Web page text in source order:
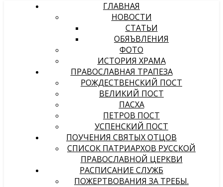
ГЛАВНАЯ
НОВОСТИ
СТАТЬИ
ОБЯЪВЛЕНИЯ
ФОТО
ИСТОРИЯ ХРАМА
ПРАВОСЛАВНАЯ ТРАПЕЗА
РОЖДЕСТВЕНСКИЙ ПОСТ
ВЕЛИКИЙ ПОСТ
ПАСХА
ПЕТРОВ ПОСТ
УСПЕНСКИЙ ПОСТ
ПОУЧЕНИЯ СВЯТЫХ ОТЦОВ
СПИСОК ПАТРИАРХОВ РУССКОЙ
ПРАВОСЛАВНОЙ ЦЕРКВИ
РАСПИСАНИЕ СЛУЖБ
ПОЖЕРТВОВАНИЯ ЗА ТРЕБЫ.